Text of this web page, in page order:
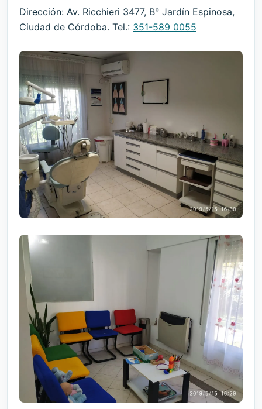
Dirección: Av. Ricchieri 3477, B° Jardín Espinosa,
Ciudad de Córdoba. Tel.: 351-589 0055